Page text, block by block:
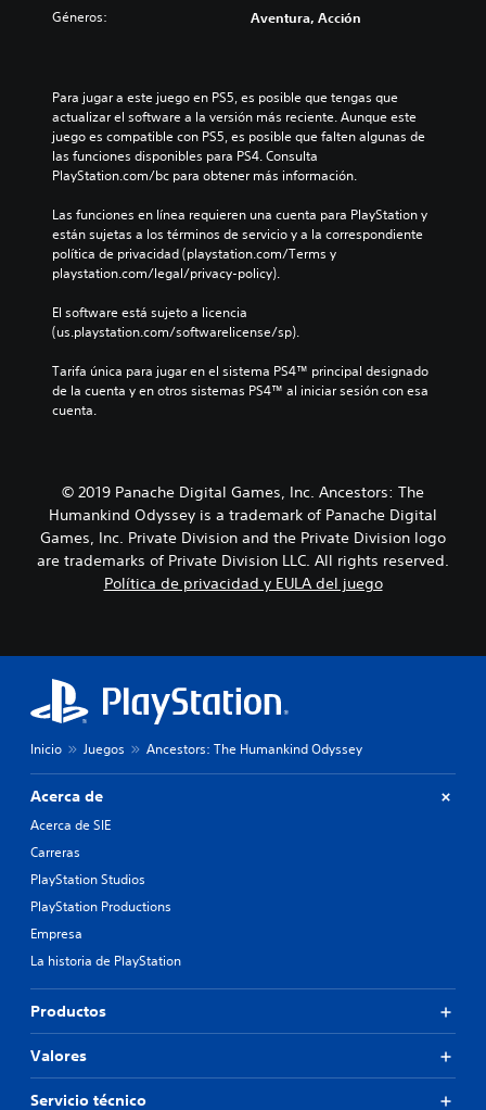
Géneros: Aventura, Acción
Para jugar a este juego en PS5, es posible que tengas que
actualizar el software a la versión más reciente. Aunque este
juego es compatible con PS5, es posible que falten algunas de
las funciones disponibles para PS4. Consulta
PlayStation.com/bc para obtener más información.
Las funciones en línea requieren una cuenta para PlayStation y
están sujetas a los términos de servicio y a la correspondiente
política de privacidad (playstation.com/Terms y
playstation.com/legal/privacy-policy).
El software está sujeto a licencia
(us.playstation.com/softwarelicense/sp).
Tarifa única para jugar en el sistema PS4™ principal designado
de la cuenta y en otros sistemas PS4™ al iniciar sesión con esa
cuenta.
© 2019 Panache Digital Games, Inc. Ancestors: The
Humankind Odyssey is a trademark of Panache Digital
Games, Inc. Private Division and the Private Division logo
are trademarks of Private Division LLC. All rights reserved.
Política de privacidad y EULA del juego
Inicio Juegos Ancestors: The Humankind Odyssey
Acerca de
Acerca de SIE
Carreras
PlayStation Studios
PlayStation Productions
Empresa
La historia de PlayStation
Productos
Valores
Servicio técnico